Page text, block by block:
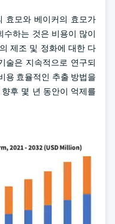
효모와 베이커의 효모가
하는 것은 비용이 많이
제조 및 정화에 대한 다
술은 지속적으로 연구되
용 효율적인 추출 방법을
후 몇 년 동안이 억제를